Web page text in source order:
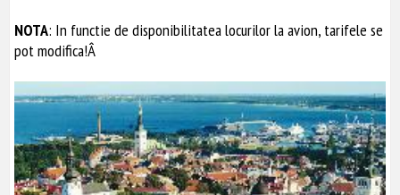
NOTA: In functie de disponibilitatea locurilor la avion, tarifele se
pot modifica!Â